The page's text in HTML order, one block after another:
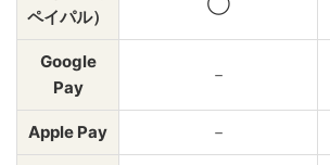
ペイパル）
Google
Pay
－
Apple Pay －